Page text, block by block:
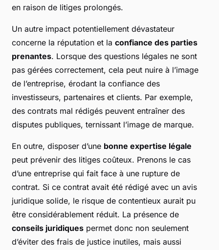
en raison de litiges prolongés.
Un autre impact potentiellement dévastateur
concerne la réputation et la confiance des parties
prenantes. Lorsque des questions légales ne sont
pas gérées correctement, cela peut nuire à l’image
de l’entreprise, érodant la confiance des
investisseurs, partenaires et clients. Par exemple,
des contrats mal rédigés peuvent entraîner des
disputes publiques, ternissant l’image de marque.
En outre, disposer d’une bonne expertise légale
peut prévenir des litiges coûteux. Prenons le cas
d’une entreprise qui fait face à une rupture de
contrat. Si ce contrat avait été rédigé avec un avis
juridique solide, le risque de contentieux aurait pu
être considérablement réduit. La présence de
conseils juridiques permet donc non seulement
d’éviter des frais de justice inutiles, mais aussi